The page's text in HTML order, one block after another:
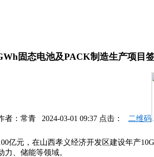
固态电池及PACK制造生产项目
者： 常青 2024-03-01 09:37 点击： 二维码
亿元，在山西孝义经济开发区建设年产
力、储能等领域。